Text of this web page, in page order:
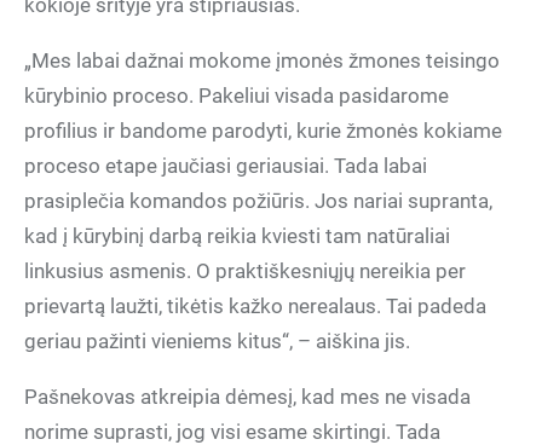
kokioje srityje yra stipriausias.
„Mes labai dažnai mokome įmonės žmones teisingo
kūrybinio proceso. Pakeliui visada pasidarome
profilius ir bandome parodyti, kurie žmonės kokiame
proceso etape jaučiasi geriausiai. Tada labai
prasiplečia komandos požiūris. Jos nariai supranta,
kad į kūrybinį darbą reikia kviesti tam natūraliai
linkusius asmenis. O praktiškesniųjų nereikia per
prievartą laužti, tikėtis kažko nerealaus. Tai padeda
geriau pažinti vieniems kitus“, – aiškina jis.
Pašnekovas atkreipia dėmesį, kad mes ne visada
norime suprasti, jog visi esame skirtingi. Tada